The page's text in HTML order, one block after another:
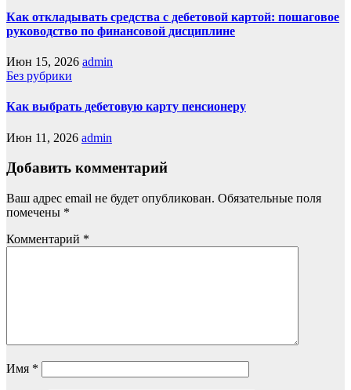
Как откладывать средства с дебетовой картой: пошаговое
руководство по финансовой дисциплине
Июн 15, 2026 admin
Без рубрики
Как выбрать дебетовую карту пенсионеру
Июн 11, 2026 admin
Добавить комментарий
Ваш адрес email не будет опубликован. Обязательные поля
помечены *
Комментарий *
Имя *